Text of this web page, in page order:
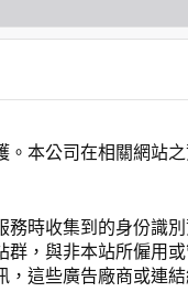
本公司在相關網站
時收集到的身份識
，與非本站所僱用
這些廣告廠商或連